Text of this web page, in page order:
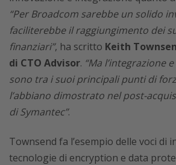
“Per Broadcom sarebbe un solido
faciliterebbe il raggiungimento dei
finanziari”, ha scritto Keith
di CTO Advisor. “Ma l’integrazione
sono tra i suoi principali punti di
l’abbiano dimostrato nel post-
di Symantec”.
Townsend fa l’esempio delle voci di
tecnologie di encryption e data